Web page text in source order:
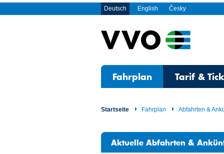
Deutsch English Česky
Fahrplan Tarif &
Startseite Fahrplan Abfahrten &
Aktuelle Abfahrten &